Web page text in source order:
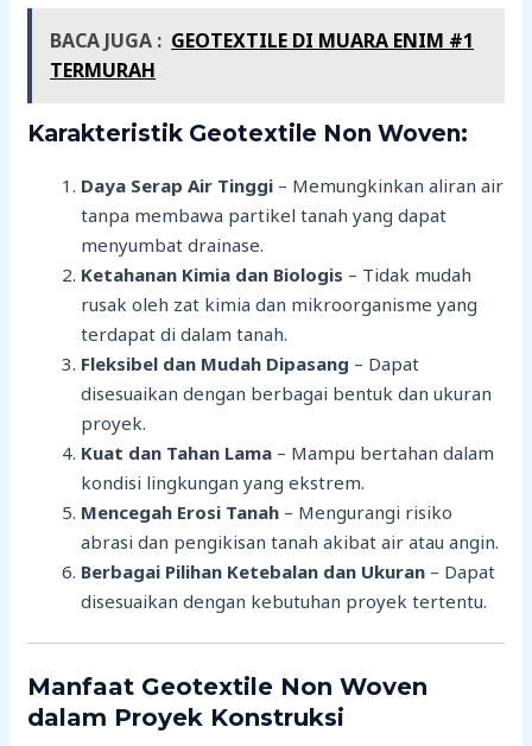
BACA JUGA : GEOTEXTILE DI MUARA ENIM #1
TERMURAH
Karakteristik Geotextile Non Woven:
Daya Serap Air Tinggi – Memungkinkan aliran air
tanpa membawa partikel tanah yang dapat
menyumbat drainase.
Ketahanan Kimia dan Biologis – Tidak mudah
rusak oleh zat kimia dan mikroorganisme yang
terdapat di dalam tanah.
Fleksibel dan Mudah Dipasang – Dapat
disesuaikan dengan berbagai bentuk dan ukuran
proyek.
Kuat dan Tahan Lama – Mampu bertahan dalam
kondisi lingkungan yang ekstrem.
Mencegah Erosi Tanah – Mengurangi risiko
abrasi dan pengikisan tanah akibat air atau angin.
Berbagai Pilihan Ketebalan dan Ukuran – Dapat
disesuaikan dengan kebutuhan proyek tertentu.
Manfaat Geotextile Non Woven
dalam Proyek Konstruksi